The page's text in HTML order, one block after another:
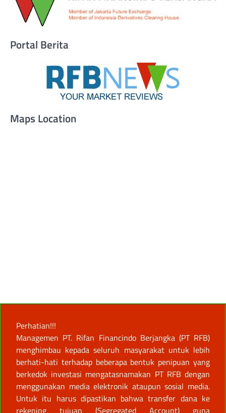
Portal Berita
Maps Location
Perhatian!!!
Managemen PT. Rifan Financindo Berjangka (PT RFB)
menghimbau kepada seluruh masyarakat untuk lebih
berhati-hati terhadap beberapa bentuk penipuan yang
berkedok investasi mengatasnamakan PT RFB dengan
menggunakan media elektronik ataupun sosial media.
Untuk itu harus dipastikan bahwa transfer dana ke
rekening tujuan (Segregated Account) guna